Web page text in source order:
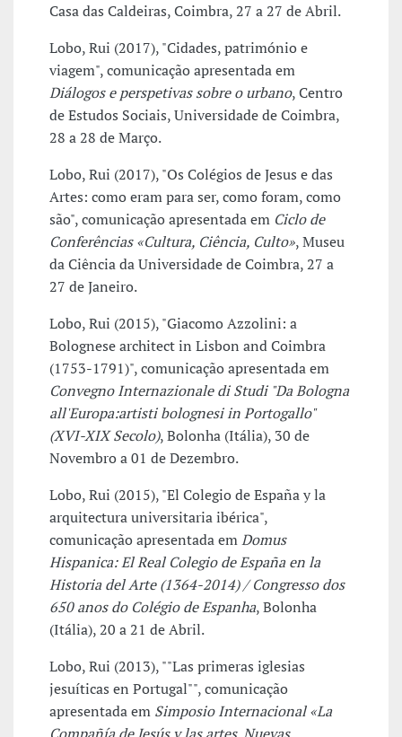
Casa das Caldeiras, Coimbra, 27 a 27 de Abril.
Lobo, Rui (2017), "Cidades, património e
viagem", comunicação apresentada em
Diálogos e perspetivas sobre o urbano, Centro
de Estudos Sociais, Universidade de Coimbra,
28 a 28 de Março.
Lobo, Rui (2017), "Os Colégios de Jesus e das
Artes: como eram para ser, como foram, como
são", comunicação apresentada em Ciclo de
Conferências «Cultura, Ciência, Culto», Museu
da Ciência da Universidade de Coimbra, 27 a
27 de Janeiro.
Lobo, Rui (2015), "Giacomo Azzolini: a
Bolognese architect in Lisbon and Coimbra
(1753-1791)", comunicação apresentada em
Convegno Internazionale di Studi "Da Bologna
all'Europa:artisti bolognesi in Portogallo"
(XVI-XIX Secolo), Bolonha (Itália), 30 de
Novembro a 01 de Dezembro.
Lobo, Rui (2015), "El Colegio de España y la
arquitectura universitaria ibérica",
comunicação apresentada emDomus
Hispanica: El Real Colegio de España en la
Historia del Arte (1364-2014) / Congresso dos
650 anos do Colégio de Espanha, Bolonha
(Itália), 20 a 21 de Abril.
Lobo, Rui (2013), ""Las primeras iglesias
jesuíticas en Portugal"", comunicação
apresentada em Simposio Internacional «La